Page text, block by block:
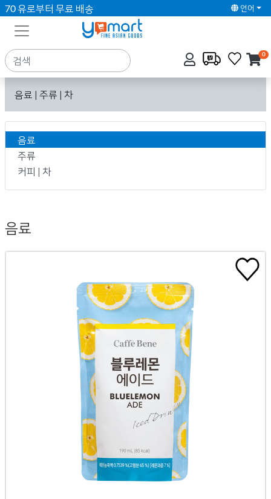
70 유로부터 무료 배송 언어
0
음료 | 주류 | 차
음료
주류
커피 | 차
음료